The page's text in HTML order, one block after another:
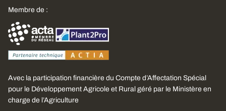
Membre de :
Avec la participation financière du Compte d’Affectation Spécial
pour le Développement Agricole et Rural géré par le Ministère en
charge de l’Agriculture